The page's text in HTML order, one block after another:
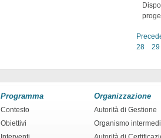
28
29
Programma
Contesto
Obiettivi
Organizzazione
Autorità di Gestione
Organismo